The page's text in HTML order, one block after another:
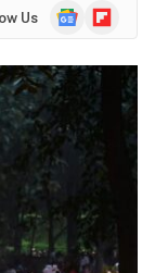
Us
GoogleFlipboard